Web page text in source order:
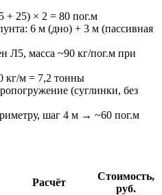
+ 25) × 2 = 80 пог.м
6 м (дно) + 3 м (пассивная
Л5, масса ~90 кг/пог.м при
кг/м = 7,2 тонны
(суглинки, без
шаг 4 м → ~60 пог.м
Расчёт
Стоимость,
руб.